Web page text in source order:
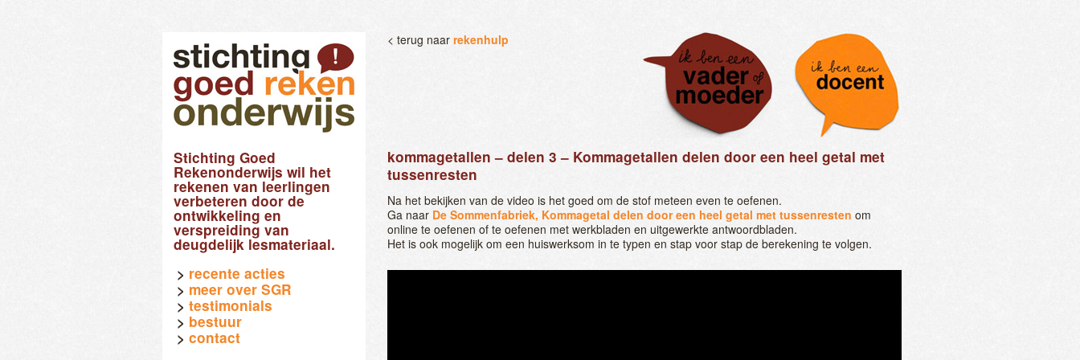
< terug naar rekenhulp
kommagetallen – delen 3 – Kommagetallen delen door een heel getal met
tussenresten
Na het bekijken van de video is het goed om de stof meteen even te oefenen.
Ga naar De Sommenfabriek, Kommagetal delen door een heel getal met tussenresten om
online te oefenen of te oefenen met werkbladen en uitgewerkte antwoordbladen.
Het is ook mogelijk om een huiswerksom in te typen en stap voor stap de berekening te volgen.
Stichting Goed
Rekenonderwijs wil het
rekenen van leerlingen
verbeteren door de
ontwikkeling en
verspreiding van
deugdelijk lesmateriaal.
recente acties
meer over SGR
testimonials
bestuur
contact